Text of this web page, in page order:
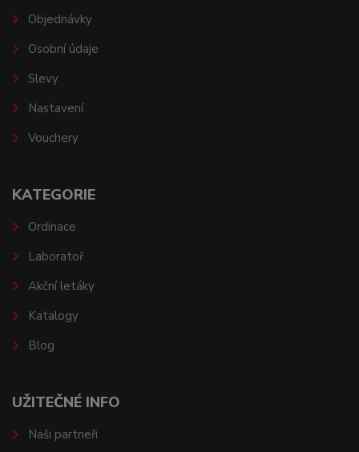
Objednávky
Osobní údaje
Slevy
Nastavení
Vouchery
KATEGORIE
Ordinace
Laboratoř
Akční letáky
Katalogy
Blog
UŽITEČNÉ INFO
Naši partneři